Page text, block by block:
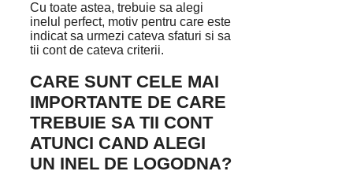
Cu toate astea, trebuie sa alegi
inelul perfect, motiv pentru care este
indicat sa urmezi cateva sfaturi si sa
tii cont de cateva criterii.
CARE SUNT CELE MAI
IMPORTANTE DE CARE
TREBUIE SA TII CONT
ATUNCI CAND ALEGI
UN INEL DE LOGODNA?